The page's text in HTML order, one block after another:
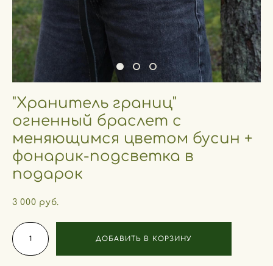
"Хранитель границ"
огненный браслет с
меняющимся цветом бусин +
фонарик-подсветка в
подарок
3 000 pуб.
ДОБАВИТЬ В КОРЗИНУ